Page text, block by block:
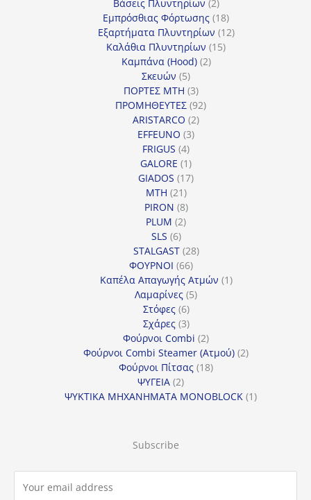
προϊόντα
Βάσεις Πλυντηρίων 22
προϊόντα
Εμπρόσθιας Φόρτωσης 1818
προϊόντα
Εξαρτήματα Πλυντηρίων 1212
Καλάθια Πλυντηρίων 1515
Καμπάνα (Hood) 22
Σκευών 55
προϊόντα
ΠΟΡΤΕΣ MTH 33
προϊόντα
ΠΡΟΜΗΘΕΥΤΕΣ 9292
ARISTARCO 22
EFFEUNO 33
FRIGUS 44
προϊόντα
GALORE 11
προϊόν
GIADOS 1717
MTH 2121
προϊόντα
PIRON 88
προϊόντα
PLUM 22
SLS 66
προϊόντα
STALGAST 2828
ΦΟΥΡΝΟΙ 6666
προϊόντα
Καπέλα Απαγωγής Ατμών 11
Λαμαρίνες 55
Στόφες 66
προϊόντα
Σχάρες 33
προϊόντα
Φούρνοι Combi 22
προϊόντα
Φούρνοι Combi Steamer (Ατμού) 22
Φούρνοι Πίτσας 1818
ΨΥΓΕΙΑ 22
προϊόντα
ΨΥΚΤΙΚΑ ΜΗΧΑΝΗΜΑΤΑ MONOBLOCK 11
Subscribe